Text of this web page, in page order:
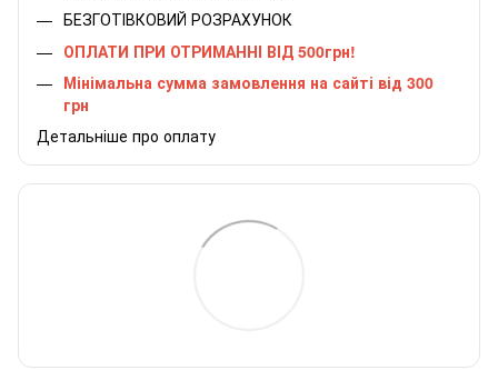
БЕЗГОТІВКОВИЙ РОЗРАХУНОК
ОПЛАТИ ПРИ ОТРИМАННІ ВІД 500грн!
Мінімальна сумма замовлення на сайті від 300
грн
Детальніше про оплату